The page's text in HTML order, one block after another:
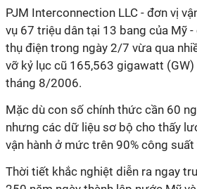
PJM Interconnection LLC - đơn vị
vụ 67 triệu dân tại 13 bang của Mỹ
thụ điện trong ngày 2/7 vừa qua
vỡ kỷ lục cũ 165,563 gigawatt
tháng 8/2006.
Mặc dù con số chính thức cần 60
nhưng các dữ liệu sơ bộ cho thấy
vận hành ở mức trên 90% công
Thời tiết khắc nghiệt diễn ra ngay